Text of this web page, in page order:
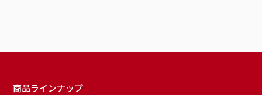
商品ラインナップ